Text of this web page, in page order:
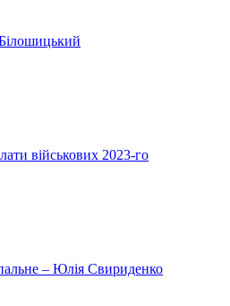
військових 2023-го
– Юлія Свириденко